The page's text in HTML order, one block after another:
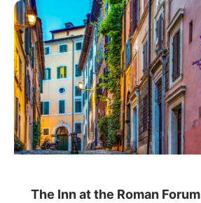
The Inn at the Roman Forum